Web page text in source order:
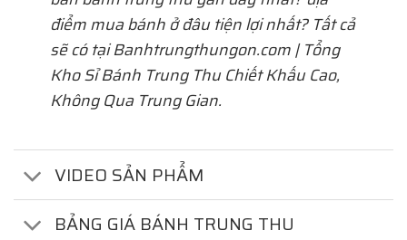
điểm mua bánh ở đâu tiện lợi nhất? Tất cả
sẽ có tại Banhtrungthungon.com | Tổng
Kho Sỉ Bánh Trung Thu Chiết Khấu Cao,
Không Qua Trung Gian.
VIDEO SẢN PHẨM
BẢNG GIÁ BÁNH TRUNG THU